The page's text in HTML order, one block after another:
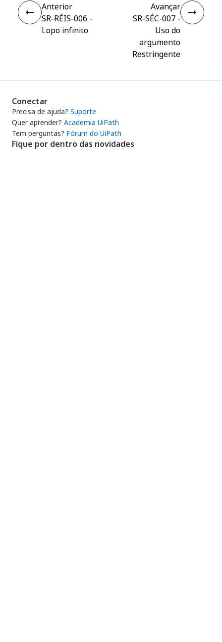
Anterior
SR-RÉIS-006 -
Lopo infinito
Avançar
SR-SÉC-007 -
Uso do
argumento
Restringente
Conectar
Precisa de ajuda? Suporte
Quer aprender? Academia UiPath
Tem perguntas? Fórum do UiPath
Fique por dentro das novidades